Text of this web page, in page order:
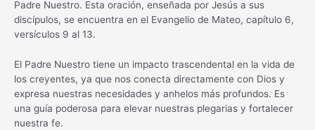
Padre Nuestro. Esta oración, enseñada por Jesús a sus
discípulos, se encuentra en el Evangelio de Mateo, capítulo 6,
versículos 9 al 13.
El Padre Nuestro tiene un impacto trascendental en la vida de
los creyentes, ya que nos conecta directamente con Dios y
expresa nuestras necesidades y anhelos más profundos. Es
una guía poderosa para elevar nuestras plegarias y fortalecer
nuestra fe.